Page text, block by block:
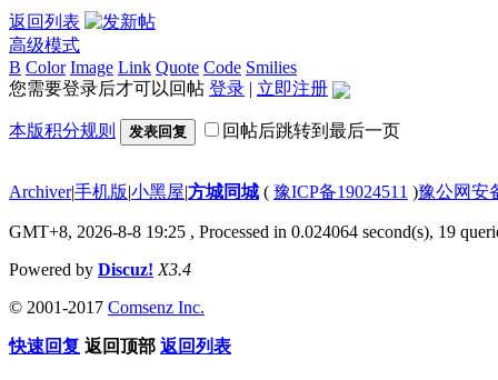
返回列表
高级模式
B Color Image Link Quote Code Smilies
您需要登录后才可以回帖 登录 | 立即注册
本版积分规则 发表回复 回帖后跳转到最后一页
Archiver|手机版|小黑屋|方城同城 ( 豫ICP备19024511 )豫公网安
GMT+8, 2026-8-8 19:25 , Processed in 0.024064 second(s), 19
Powered by Discuz! X3.4
© 2001-2017 Comsenz Inc.
快速回复 返回顶部 返回列表